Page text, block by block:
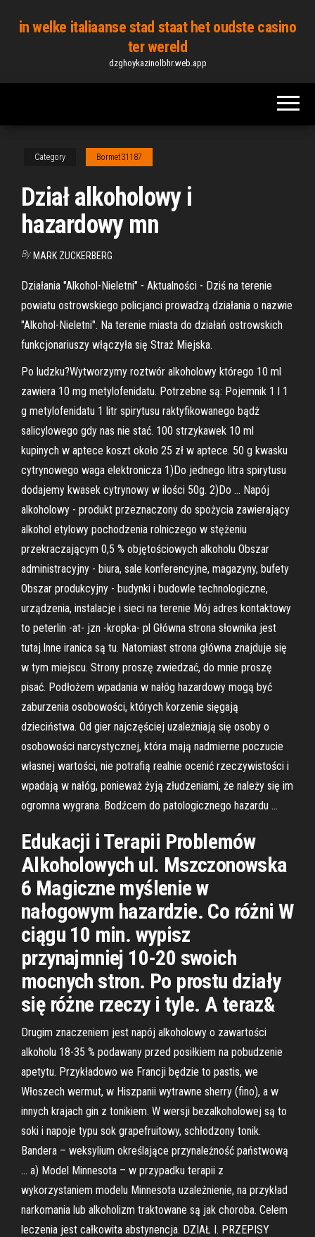
in welke italiaanse stad staat het oudste casino
ter wereld
dzghoykazinolbhr.web.app
Category Bormet31187
Dział alkoholowy i
hazardowy mn
By MARK ZUCKERBERG
Działania "Alkohol-Nieletni" - Aktualności - Dziś na terenie
powiatu ostrowskiego policjanci prowadzą działania o nazwie
"Alkohol-Nieletni". Na terenie miasta do działań ostrowskich
funkcjonariuszy włączyła się Straż Miejska.
Po ludzku?Wytworzymy roztwór alkoholowy którego 10 ml
zawiera 10 mg metylofenidatu. Potrzebne są: Pojemnik 1 l 1
g metylofenidatu 1 litr spirytusu raktyfikowanego bądż
salicylowego gdy nas nie stać. 100 strzykawek 10 ml
kupinych w aptece koszt około 25 zł w aptece. 50 g kwasku
cytrynowego waga elektronicza 1)Do jednego litra spirytusu
dodajemy kwasek cytrynowy w ilości 50g. 2)Do … Napój
alkoholowy - produkt przeznaczony do spożycia zawierający
alkohol etylowy pochodzenia rolniczego w stężeniu
przekraczającym 0,5 % objętościowych alkoholu Obszar
administracyjny - biura, sale konferencyjne, magazyny, bufety
Obszar produkcyjny - budynki i budowle technologiczne,
urządzenia, instalacje i sieci na terenie Mój adres kontaktowy
to peterlin -at- jzn -kropka- pl Główna strona słownika jest
tutaj.Inne iranica są tu. Natomiast strona główna znajduje się
w tym miejscu. Strony proszę zwiedzać, do mnie proszę
pisać. Podłożem wpadania w nałóg hazardowy mogą być
zaburzenia osobowości, których korzenie sięgają
dzieciństwa. Od gier najczęściej uzależniają się osoby o
osobowości narcystycznej, która mają nadmierne poczucie
własnej wartości, nie potrafią realnie ocenić rzeczywistości i
wpadają w nałóg, ponieważ żyją złudzeniami, że należy się im
ogromna wygrana. Bodźcem do patologicznego hazardu …
Edukacji i Terapii Problemów
Alkoholowych ul. Mszczonowska
6 Magiczne myślenie w
nałogowym hazardzie. Co różni W
ciągu 10 min. wypisz
przynajmniej 10-20 swoich
mocnych stron. Po prostu działy
się różne rzeczy i tyle. A teraz&
Drugim znaczeniem jest napój alkoholowy o zawartości
alkoholu 18-35 % podawany przed posiłkiem na pobudzenie
apetytu. Przykładowo we Francji będzie to pastis, we
Włoszech wermut, w Hiszpanii wytrawne sherry (fino), a w
innych krajach gin z tonikiem. W wersji bezalkoholowej są to
soki i napoje typu sok grapefruitowy, schłodzony tonik.
Bandera – weksylium określające przynależność państwową
… a) Model Minnesota – w przypadku terapii z
wykorzystaniem modelu Minnesota uzależnienie, na przykład
narkomania lub alkoholizm traktowane są jak choroba. Celem
leczenia jest całkowita abstynencja. DZIAŁ I. PRZEPISY